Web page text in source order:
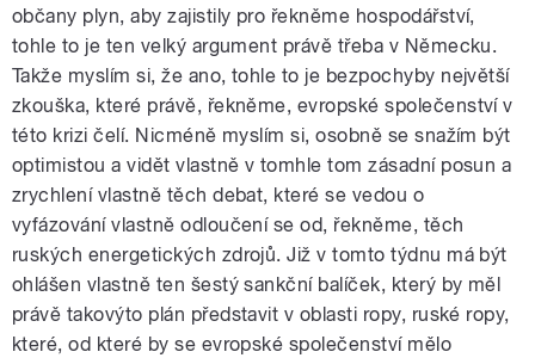
občany plyn, aby zajistily pro řekněme hospodářství,
tohle to je ten velký argument právě třeba v Německu.
Takže myslím si, že ano, tohle to je bezpochyby největší
zkouška, které právě, řekněme, evropské společenství v
této krizi čelí. Nicméně myslím si, osobně se snažím být
optimistou a vidět vlastně v tomhle tom zásadní posun a
zrychlení vlastně těch debat, které se vedou o
vyfázování vlastně odloučení se od, řekněme, těch
ruských energetických zdrojů. Již v tomto týdnu má být
ohlášen vlastně ten šestý sankční balíček, který by měl
právě takovýto plán představit v oblasti ropy, ruské ropy,
které, od které by se evropské společenství mělo